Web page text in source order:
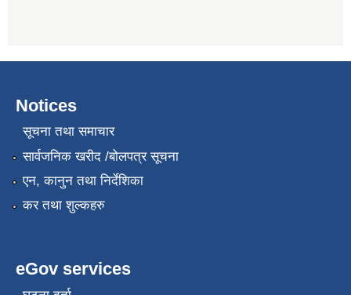
Notices
सूचना तथा समाचार
सार्वजनिक खरीद /बोलपत्र सूचना
एन, कानुन तथा निर्देशिका
कर तथा शुल्कहरु
eGov services